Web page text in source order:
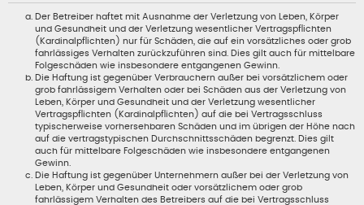
Der Betreiber haftet mit Ausnahme der Verletzung von Leben, Körper
und Gesundheit und der Verletzung wesentlicher Vertragspflichten
(Kardinalpflichten) nur für Schäden, die auf ein vorsätzliches oder grob
fahrlässiges Verhalten zurückzuführen sind. Dies gilt auch für mittelbare
Folgeschäden wie insbesondere entgangenen Gewinn.
Die Haftung ist gegenüber Verbrauchern außer bei vorsätzlichem oder
grob fahrlässigem Verhalten oder bei Schäden aus der Verletzung von
Leben, Körper und Gesundheit und der Verletzung wesentlicher
Vertragspflichten (Kardinalpflichten) auf die bei Vertragsschluss
typischerweise vorhersehbaren Schäden und im übrigen der Höhe nach
auf die vertragstypischen Durchschnittsschäden begrenzt. Dies gilt
auch für mittelbare Folgeschäden wie insbesondere entgangenen
Gewinn.
Die Haftung ist gegenüber Unternehmern außer bei der Verletzung von
Leben, Körper und Gesundheit oder vorsätzlichem oder grob
fahrlässigem Verhalten des Betreibers auf die bei Vertragsschluss